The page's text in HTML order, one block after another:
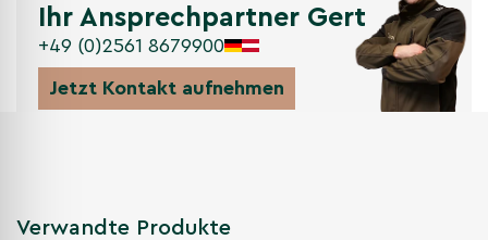
Ihr Ansprechpartner Gert
+49 (0)2561 8679900
Jetzt Kontakt aufnehmen
Verwandte Produkte